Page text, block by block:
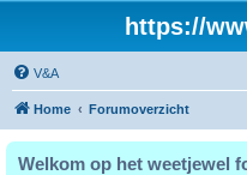
https://
V&A
Home Forumoverzicht
Welkom op het weetjewel